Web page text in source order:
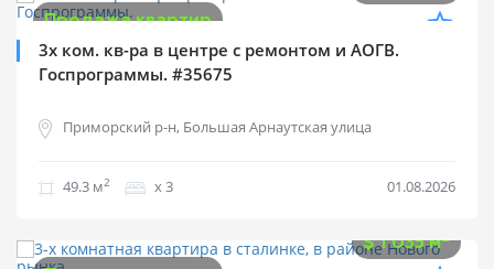
Продажа квартир
3х ком. кв-ра в центре с ремонтом и АОГВ.
Госпрограммы. #35675
Приморский р-н, Большая Арнаутская улица
49.3 м2 х 3 01.08.2026
$1 035 м2